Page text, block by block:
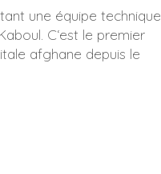
une équipe technique
C‘est le premier
afghane depuis le